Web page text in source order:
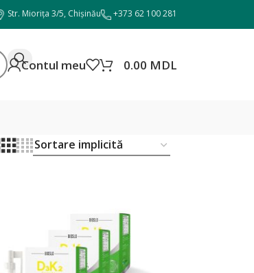
Str. Miorița 3/5, Chișinău +373 62 100 281
Contul meu 0.00 MDL